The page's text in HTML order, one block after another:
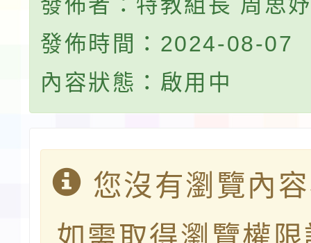
發佈時間：2024-08-07
內容狀態：啟用中
您沒有瀏覽內